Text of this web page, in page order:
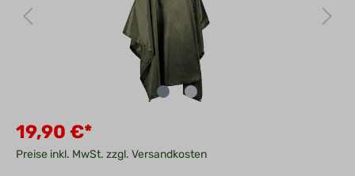
19,90 €*
Preise inkl. MwSt. zzgl. Versandkosten